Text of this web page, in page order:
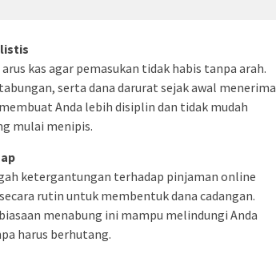
kas agar pemasukan tidak habis tanpa arah.
serta dana darurat sejak awal menerima
Anda lebih disiplin dan tidak mudah
mulai menipis.
ketergantungan terhadap pinjaman online
rutin untuk membentuk dana cadangan.
menabung ini mampu melindungi Anda
harus berhutang.